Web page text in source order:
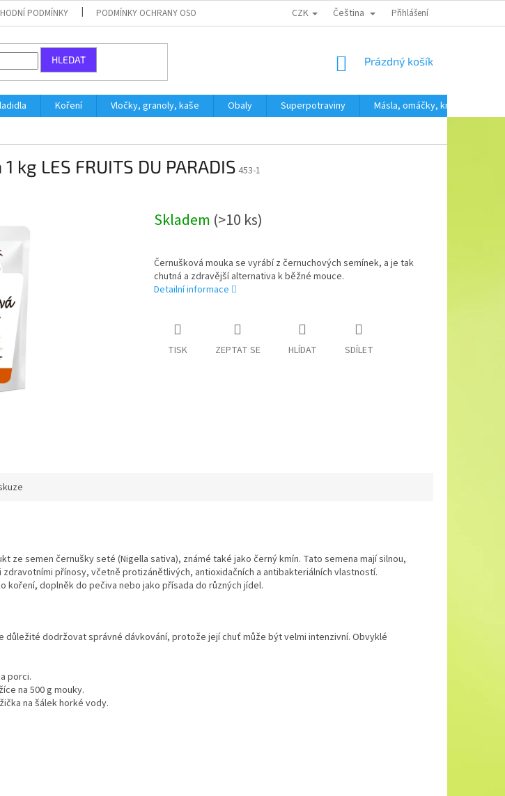
PODMÍNKY PODMÍNKY OCHRANY OSOBNÍCH ÚDAJŮ CZK Čeština Přihlášení
HLEDAT
NÁKUPNÍ
Prázdný košík
Koření Vločky, granoly, kaše Obaly Superpotraviny Másla, omáčky, krémy
kg LES FRUITS DU PARADIS 453-1
Skladem (>10 ks)
Černušková mouka se vyrábí z černuchových semínek, a je tak
chutná a zdravější alternativa k běžné mouce.
Detailní informace
TISK ZEPTAT SE HLÍDAT SDÍLET
ze semen černušky seté (Nigella sativa), známé také jako černý kmín. Tato semena mají silnou,
zdravotními přínosy, včetně protizánětlivých, antioxidačních a antibakteriálních vlastností.
koření, doplněk do pečiva nebo jako přísada do různých jídel.
důležité dodržovat správné dávkování, protože její chuť může být velmi intenzivní. Obvyklé
porci.
na 500 g mouky.
na šálek horké vody.